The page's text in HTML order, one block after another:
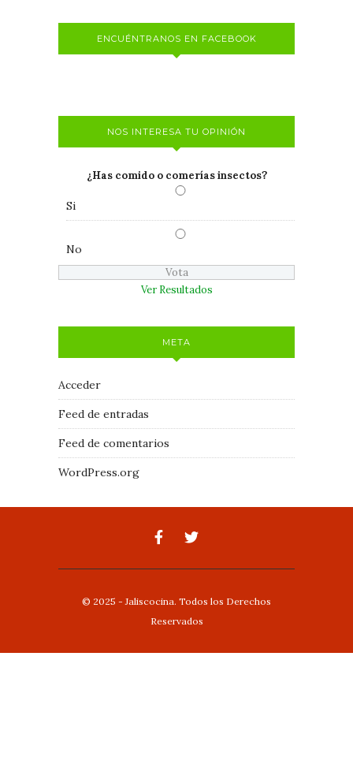
ENCUÉNTRANOS EN FACEBOOK
NOS INTERESA TU OPINIÓN
¿Has comido o comerías insectos?
Si
No
Ver Resultados
META
Acceder
Feed de entradas
Feed de comentarios
WordPress.org
© 2025 - Jaliscocina. Todos los Derechos
Reservados